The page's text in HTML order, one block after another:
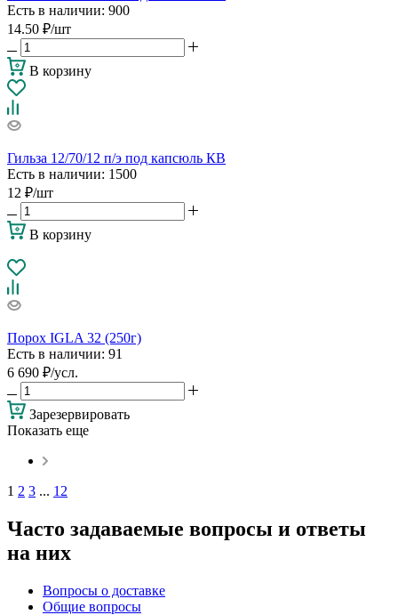
Есть в наличии: 900
14.50 ₽/шт
В корзину
Гильза 12/70/12 п/э под капсюль КВ
Есть в наличии: 1500
12 ₽/шт
В корзину
Порох IGLA 32 (250г)
Есть в наличии: 91
6 690 ₽/усл.
Зарезервировать
Показать еще
1 2 3 ... 12
Часто задаваемые вопросы и ответы
на них
Вопросы о доставке
Общие вопросы